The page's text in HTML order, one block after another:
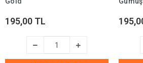
195,00 TL